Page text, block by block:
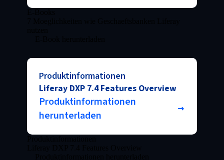
Produktinformationen
Liferay DXP 7.4 Features Overview
Produktinformationen
herunterladen